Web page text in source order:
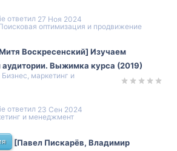
оптимизация и продвижение
27 Ноя 2024
Воскресенский] Изучаем
аудитории. Выжимка курса (2019)
Бизнес, маркетинг и
и менеджмент
23 Сен 2024
[Павел Пискарёв, Владимир